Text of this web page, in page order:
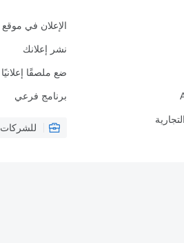
الإعلان في موقع Autoline.
نشر إعلانك
ضع ملصقًا إعلانيًا
برنامج فرعي
للشركات